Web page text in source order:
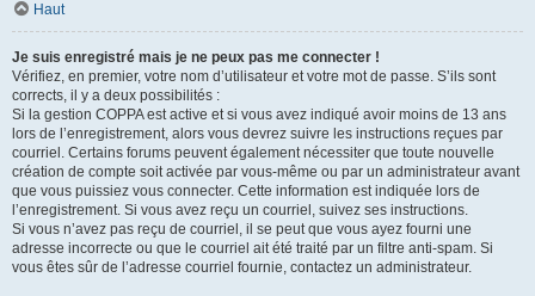
Haut
Je suis enregistré mais je ne peux pas me connecter !
Vérifiez, en premier, votre nom d’utilisateur et votre mot de passe. S’ils sont
corrects, il y a deux possibilités :
Si la gestion COPPA est active et si vous avez indiqué avoir moins de 13 ans
lors de l’enregistrement, alors vous devrez suivre les instructions reçues par
courriel. Certains forums peuvent également nécessiter que toute nouvelle
création de compte soit activée par vous-même ou par un administrateur avant
que vous puissiez vous connecter. Cette information est indiquée lors de
l’enregistrement. Si vous avez reçu un courriel, suivez ses instructions.
Si vous n’avez pas reçu de courriel, il se peut que vous ayez fourni une
adresse incorrecte ou que le courriel ait été traité par un filtre anti-spam. Si
vous êtes sûr de l’adresse courriel fournie, contactez un administrateur.